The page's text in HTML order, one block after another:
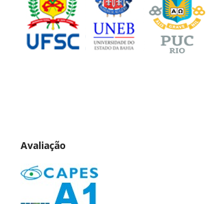
Avaliação